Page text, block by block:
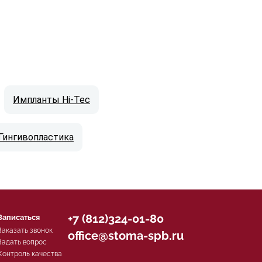
Импланты Hi-Tec
Гингивопластика
звонок
вопрос
качества
+7 (812)324-01-80
office@stoma-spb.ru